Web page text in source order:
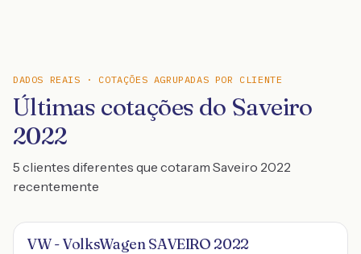
DADOS REAIS · COTAÇÕES AGRUPADAS POR CLIENTE
Últimas cotações do Saveiro
2022
5 clientes diferentes que cotaram Saveiro 2022
recentemente
VW - VolksWagen SAVEIRO 2022